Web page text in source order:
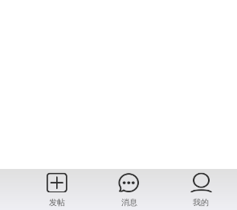
发帖 消息 我的